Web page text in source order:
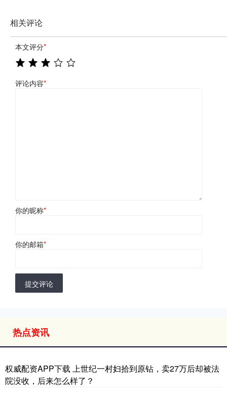
相关评论
本文评分*
评论内容*
你的昵称*
你的邮箱*
提交评论
热点资讯
权威配资APP下载 上世纪一村妇拾到原钻，卖27万后却被法
院没收，后来怎么样了？